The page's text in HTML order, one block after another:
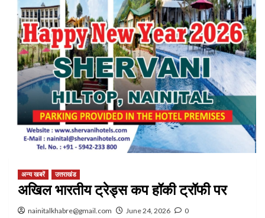
अन्य खबरें उत्तराखंड
अखिल भारतीय ट्रेड्स कप हॉकी ट्रॉफी पर
nainitalkhabre@gmail.com June 24, 2026 0